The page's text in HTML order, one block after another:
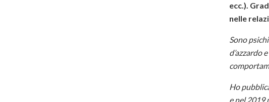
ecc.).
nelle
Sono
d’azzardo
Ho
e nel 2019